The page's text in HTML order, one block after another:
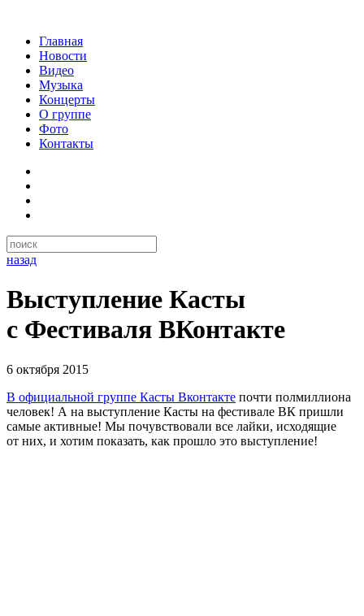
Главная
Новости
Видео
Музыка
Концерты
О группе
Фото
Контакты
назад
Выступление Касты
с Фестиваля ВКонтакте
6 октября 2015
В официальной группе Касты Вконтакте почти полмиллиона
человек! А на выступление Касты на фестивале ВК пришли
самые активные! Мы почувствовали все лайки, исходящие
от них, и хотим показать, как прошло это выступление!